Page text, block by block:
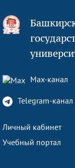
Max-канал
Telegram-канал
Личный кабинет
Учебный портал